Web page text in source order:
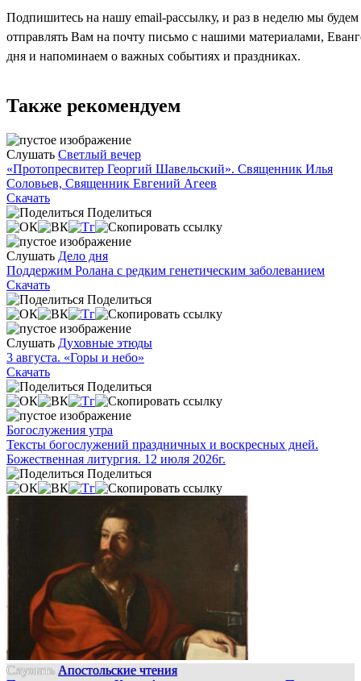
Подпишитесь на нашу email-рассылку, и раз в неделю мы будем
отправлять Вам на почту письмо с нашими материалами,
дня и напоминаем о важных событиях и праздниках.
Также рекомендуем
Слушать Светлый вечер
«Протопресвитер Георгий Шавельский». Священник Илья
Соловьев, Священник Евгений Агеев
Скачать
Поделиться
Слушать Дело дня
Поддержим Ролана с редким генетическим заболеванием
Скачать
Поделиться
Слушать Духовные этюды
3 августа. «Горы и небо»
Скачать
Поделиться
Богослужения утра
Тексты богослужений праздничных и воскресных дней.
Божественная литургия. 12 июля 2026г.
Поделиться
Слушать Апостольские чтения